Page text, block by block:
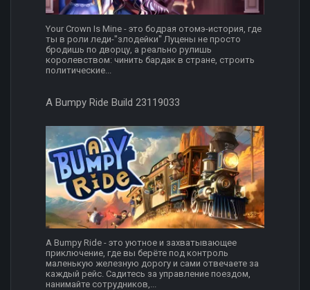
Your Crown Is Mine - это бодрая отомэ-история, где
ты в роли леди-"злодейки" Луцены не просто
бродишь по дворцу, а реально рулишь
королевством: чинить бардак в стране, строить
политические...
A Bumpy Ride Build 23119033
A Bumpy Ride - это уютное и захватывающее
приключение, где вы берёте под контроль
маленькую железную дорогу и сами отвечаете за
каждый рейс. Садитесь за управление поездом,
нанимайте сотрудников,...